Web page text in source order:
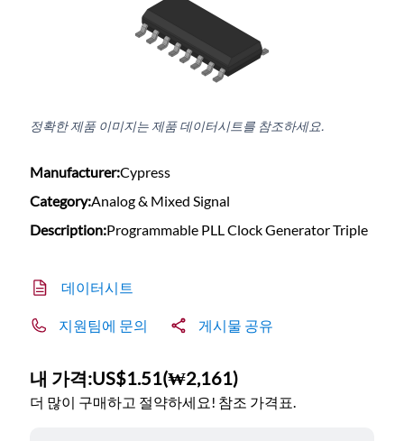
정확한 제품 이미지는 제품 데이터시트를 참조하세요.
Manufacturer:Cypress
Category:Analog & Mixed Signal
Description:Programmable PLL Clock Generator Triple
데이터시트
지원팀에 문의 게시물 공유
내 가격:US$1.51(₩2,161)
더 많이 구매하고 절약하세요! 참조 가격표.